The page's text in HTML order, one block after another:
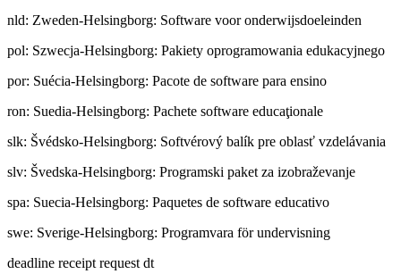
nld: Zweden-Helsingborg: Software voor onderwijsdoeleinden
pol: Szwecja-Helsingborg: Pakiety oprogramowania edukacyjnego
por: Suécia-Helsingborg: Pacote de software para ensino
ron: Suedia-Helsingborg: Pachete software educaţionale
slk: Švédsko-Helsingborg: Softvérový balík pre oblasť vzdelávania
slv: Švedska-Helsingborg: Programski paket za izobraževanje
spa: Suecia-Helsingborg: Paquetes de software educativo
swe: Sverige-Helsingborg: Programvara för undervisning
deadline receipt request dt